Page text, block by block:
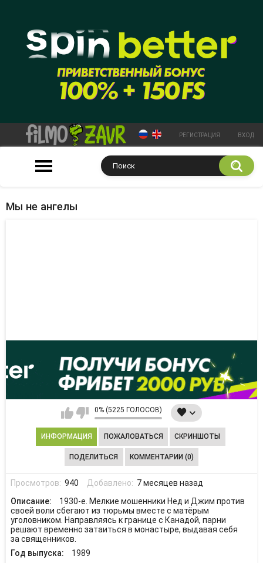
РЕГИСТРАЦИЯ ВХОД
Мы не ангелы
0% (5225 ГОЛОСОВ)
ИНФОРМАЦИЯ ПОЖАЛОВАТЬСЯ СКРИНШОТЫ
ПОДЕЛИТЬСЯ КОММЕНТАРИИ (0)
Просмотров: 940 Добавлено: 7 месяцев назад
Описание:
1930-е. Мелкие мошенники Нед и Джим против
своей воли сбегают из тюрьмы вместе с матёрым
уголовником. Направляясь к границе с Канадой, парни
решают временно затаиться в монастыре, выдавая себя
за священников.
Год выпуска:
1989